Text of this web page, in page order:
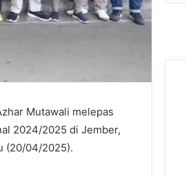
Mutawali melepas
2024/2025 di Jember,
(20/04/2025).